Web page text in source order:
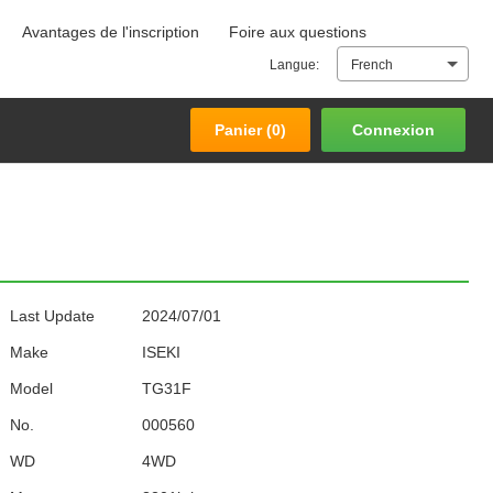
Avantages de l'inscription Foire aux questions
Langue: French
Panier (0) Connexion
Panier ( 0) Connexion
Last Update 2024/07/01
Make ISEKI
Model TG31F
No. 000560
WD 4WD